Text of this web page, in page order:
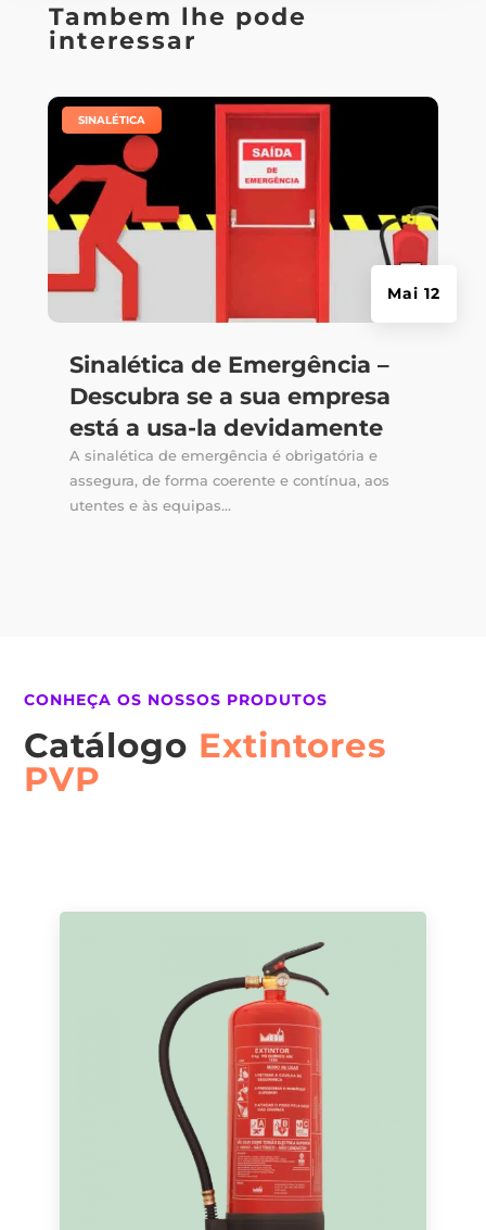
Tambem lhe pode
interessar
Sinalética de Emergência –
Descubra se a sua empresa
está a usa-la devidamente
Mai 12
SINALÉTICA
A sinalética de emergência é obrigatória e
assegura, de forma coerente e contínua, aos
utentes e às equipas...
CONHEÇA OS NOSSOS PRODUTOS
Catálogo Extintores
PVP